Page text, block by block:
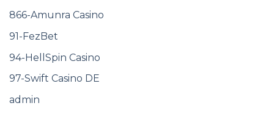
866-Amunra Casino
91-FezBet
94-HellSpin Casino
97-Swift Casino DE
admin